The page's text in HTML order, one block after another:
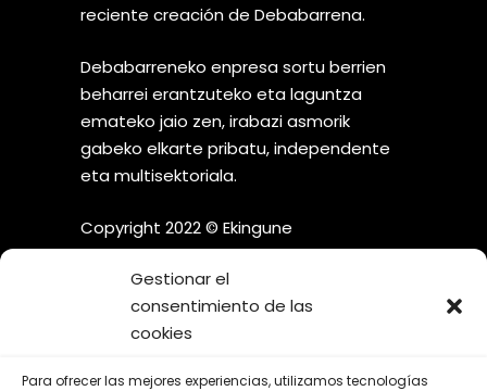
Gestionar el
consentimiento de las
cookies
Para ofrecer las mejores experiencias, utilizamos tecnologías
reciente creación de Debabarrena.
Debabarreneko enpresa sortu berrien
beharrei erantzuteko eta laguntza
emateko jaio zen, irabazi asmorik
gabeko elkarte pribatu, independente
eta multisektoriala.
Copyright 2022 © Ekingune
¡SÍGUENOS EN LAS REDES